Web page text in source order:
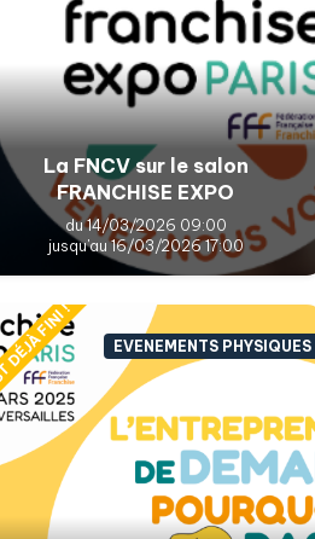
La FNCV sur le salon
FRANCHISE EXPO
du 14/03/2026 09:00
jusqu'au 16/03/2026 17:00
FINI ! EVENEMENTS PHYSIQUES